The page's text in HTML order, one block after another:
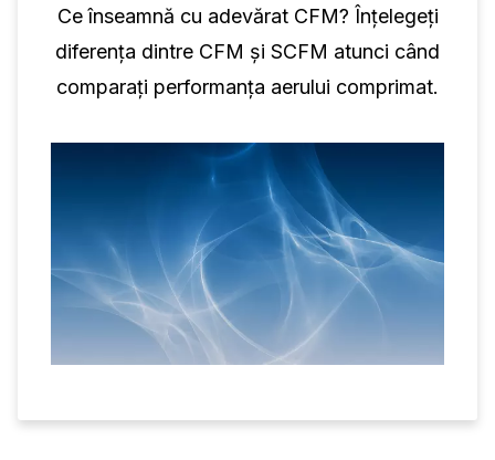
Ce înseamnă cu adevărat CFM? Înțelegeți
diferența dintre CFM și SCFM atunci când
comparați performanța aerului comprimat.